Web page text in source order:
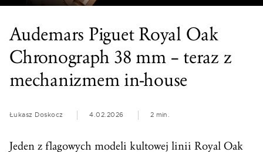
Audemars Piguet Royal Oak
Chronograph 38 mm – teraz z
mechanizmem in-house
Łukasz Doskocz 4.02.2026 2 min.
Jeden z flagowych modeli kultowej linii Royal Oak